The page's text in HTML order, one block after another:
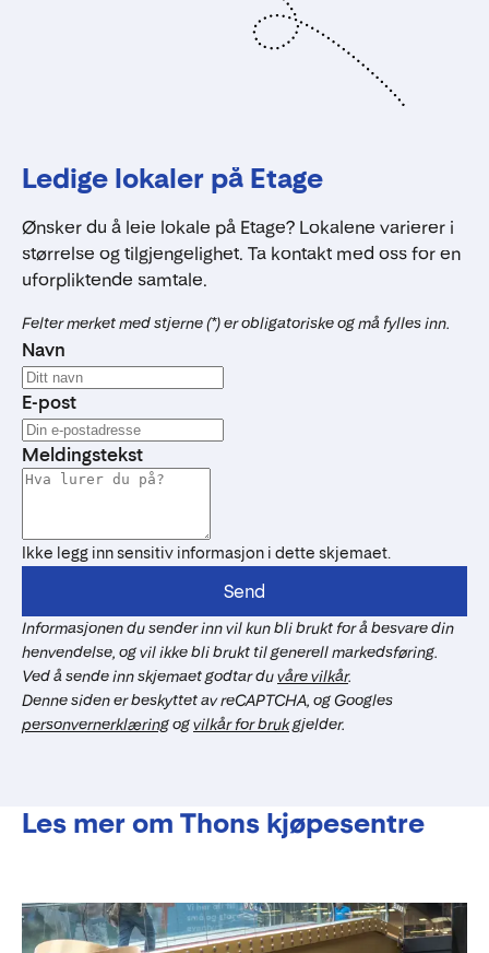
Ledige lokaler på Etage
Ønsker du å leie lokale på Etage? Lokalene varierer i
størrelse og tilgjengelighet. Ta kontakt med oss for en
uforpliktende samtale.
Felter merket med stjerne (*) er obligatoriske og må fylles inn.
Navn
E-post
Meldingstekst
Ikke legg inn sensitiv informasjon i dette skjemaet.
Informasjonen du sender inn vil kun bli brukt for å besvare din
henvendelse, og vil ikke bli brukt til generell markedsføring.
Ved å sende inn skjemaet godtar duvåre vilkår.
Denne siden er beskyttet av reCAPTCHA, og Googles
personvernerklæringogvilkår for brukgjelder.
Send
Les mer om Thons kjøpesentre